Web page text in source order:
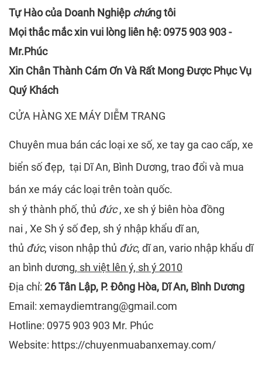
Tự Hào của Doanh Nghiệp chúng tôi
Mọi thắc mắc xin vui lòng liên hệ: 0975 903 903 -
Mr.Phúc
Xin Chân Thành Cám Ơn Và Rất Mong Được Phục Vụ
Quý Khách
CỬA HÀNG XE MÁY DIỄM TRANG
Chuyên mua bán các loại xe số, xe tay ga cao cấp, xe
biển số đẹp, tại Dĩ An, Bình Dương, trao đổi và mua
bán xe máy các loại trên toàn quốc.
sh ý thành phố, thủ đức, xe sh ý biên hòa đồng
nai , Xe Sh ý số đep, sh ý nhập khẩu dĩ an,
thủ đức, vison nhập thủ đức, dĩ an, vario nhập khẩu dĩ
an bình dương, sh việt lên ý, sh ý 2010
Địa chỉ: 26 Tân Lập, P. Đông Hòa, Dĩ An, Bình Dương
Email: xemaydiemtrang@gmail.com
Hotline: 0975 903 903 Mr. Phúc
Website: https://chuyenmuabanxemay.com/